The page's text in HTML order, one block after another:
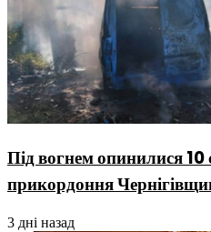
Під вогнем опинилися
прикордоння
3 дні назад